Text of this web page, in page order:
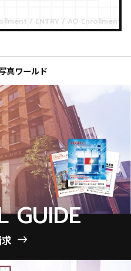
真ワールド
GUIDE